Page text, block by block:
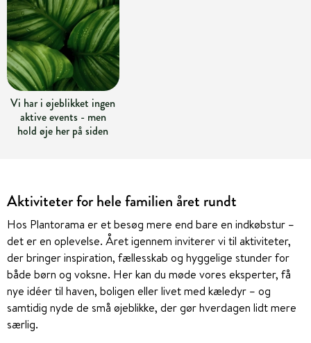
Vi har i øjeblikket ingen
aktive events - men
hold øje her på siden
Aktiviteter for hele familien året rundt
Hos Plantorama er et besøg mere end bare en indkøbstur –
det er en oplevelse. Året igennem inviterer vi til aktiviteter,
der bringer inspiration, fællesskab og hyggelige stunder for
både børn og voksne. Her kan du møde vores eksperter, få
nye idéer til haven, boligen eller livet med kæledyr – og
samtidig nyde de små øjeblikke, der gør hverdagen lidt mere
særlig.